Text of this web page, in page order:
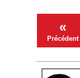
«
Précédent